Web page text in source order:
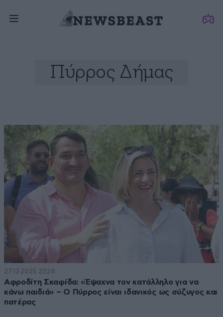
Πύρρος Δήμας
27·12·2025 23:28
Αφροδίτη Σκαφίδα: «Έψαχνα τον κατάλληλο για να
κάνω παιδιά» – Ο Πύρρος είναι ιδανικός ως σύζυγος και
πατέρας